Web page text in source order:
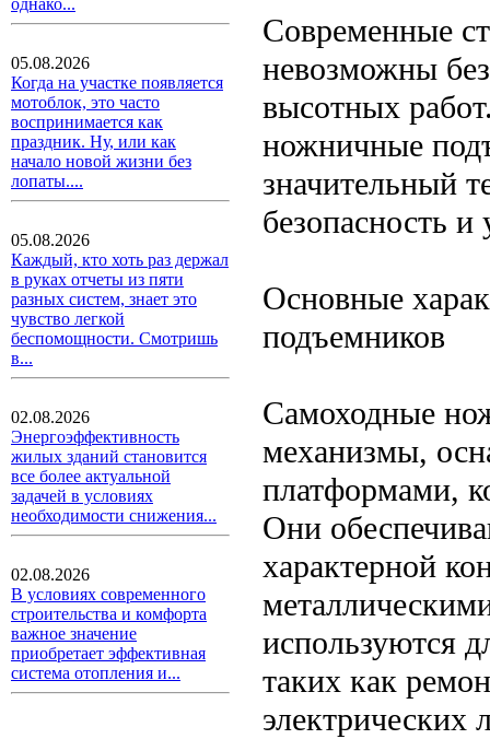
однако...
05.08.2026
Когда на участке появляется
мотоблок, это часто
воспринимается как
праздник. Ну, или как
начало новой жизни без
лопаты....
05.08.2026
Каждый, кто хоть раз держал
в руках отчеты из пяти
разных систем, знает это
чувство легкой
беспомощности. Смотришь
в...
02.08.2026
Энергоэффективность
жилых зданий становится
все более актуальной
задачей в условиях
необходимости снижения...
02.08.2026
В условиях современного
строительства и комфорта
важное значение
приобретает эффективная
система отопления и...
Современные
невозможны
высотных
ножничные
значительный
безопасность и
Основные
подъемников
Самоходные
механизмы,
платформами,
Они
характерной
используются
таких как
электрических